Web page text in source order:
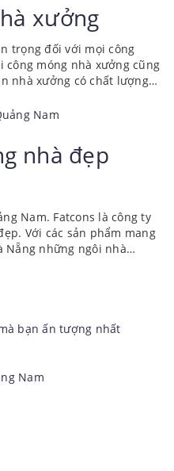
những người phụ nữa
việc làm. Họ chọn nghề
nhai. Có thể...
xưởng
trọng đối với mọi công
móng nhà xưởng cũng
nhà xưởng có chất lượng
là một nền móng chắc
các bạn. Tổng quan về
giá xây dựng nhà xưởng
nhà đẹp
Nam. Fatcons là công ty
Với các sản phẩm mang
Nẵng những ngôi nhà
từng ngày có người thân
nếu khi bạn xây
bạn ấn tượng nhất
Nam